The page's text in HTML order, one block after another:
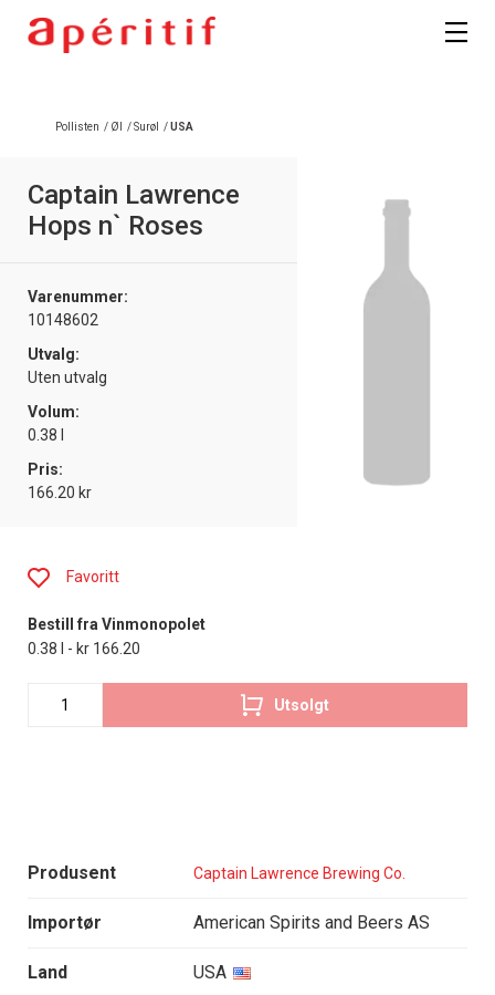
Pollisten / Øl /Surøl /USA
Captain Lawrence
Hops n` Roses
Varenummer:
10148602
Utvalg:
Uten utvalg
Volum:
0.38 l
Pris:
166.20 kr
Produsent Captain Lawrence Brewing Co.
Importør American Spirits and Beers AS
Land USA
Favoritt
Bestill fra Vinmonopolet
0.38 l - kr 166.20
Utsolgt